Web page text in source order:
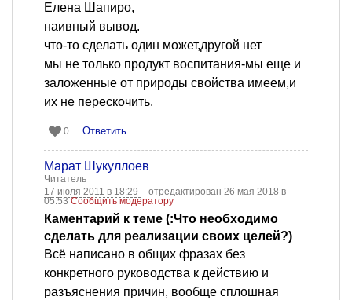
Елена Шапиро,
наивный вывод.
что-то сделать один может,другой нет
мы не только продукт воспитания-мы еще и
заложенные от природы свойства имеем,и
их не перескочить.
0 Ответить
Марат Шукуллоев
Читатель
17 июля 2011 в 18:29
отредактирован 26 мая 2018 в
05:53Сообщить модератору
Каментарий к теме (:Что необходимо
сделать для реализации своих целей?)
Всё написано в общих фразах без
конкретного руководства к действию и
разъяснения причин, вообще сплошная